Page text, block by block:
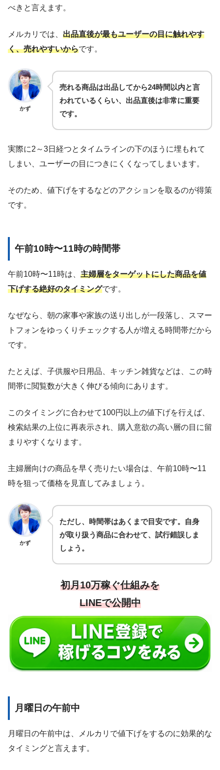
べきと言えます。
メルカリでは、 出品直後が最もユーザーの目に触れやす
く、売れやすいからです。
かず
売れる商品は出品してから24時間以内と言
われているくらい、出品直後は非常に重要
です。
実際に2～3日経つとタイムラインの下のほうに埋もれて
しまい、ユーザーの目につきにくくなってしまいます。
そのため、値下げをするなどのアクションを取るのが得策
です。
午前10時〜11時の時間帯
午前10時〜11時は、 主婦層をターゲットにした商品を値
下げする絶好のタイミングです。
なぜなら、朝の家事や家族の送り出しが一段落し、スマー
トフォンをゆっくりチェックする人が増える時間帯だから
です。
たとえば、子供服や日用品、キッチン雑貨などは、この時
間帯に閲覧数が大きく伸びる傾向にあります。
このタイミングに合わせて100円以上の値下げを行えば、
検索結果の上位に再表示され、購入意欲の高い層の目に留
まりやすくなります。
主婦層向けの商品を早く売りたい場合は、午前10時〜11
時を狙って価格を見直してみましょう。
かず
ただし、時間帯はあくまで目安です。自身
が取り扱う商品に合わせて、試行錯誤しま
しょう。
初月10万稼ぐ仕組みを
LINEで公開中
月曜日の午前中
月曜日の午前中は、メルカリで値下げをするのに効果的な
タイミングと言えます。